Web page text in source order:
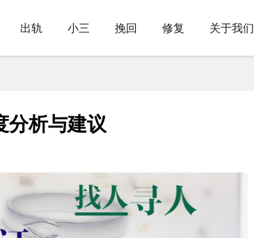
出轨 小三 挽回 修复 关于我们
分析与建议